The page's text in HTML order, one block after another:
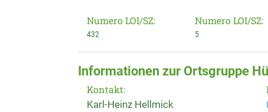
Numero LOI/SZ:
432
Numero LOI/SZ:
5
Informationen zur Ortsgruppe
Kontakt:
Karl-Heinz Hellmick